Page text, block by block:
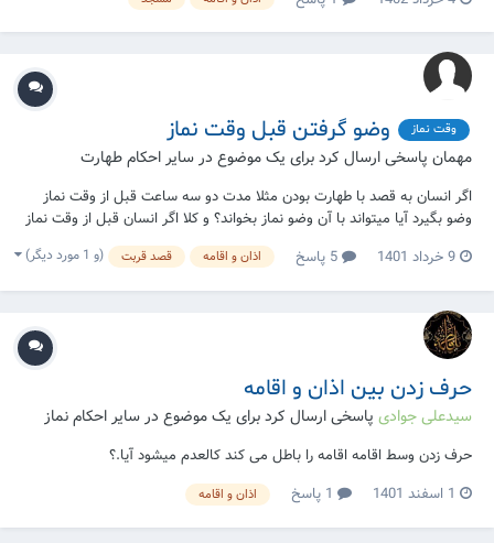
اذانیکه در مسجد گفته میشود در وقت آن اندکی متفاوت است، آیا میشود با
اعلام وقت نماز...
وقت نماز وضو گرفتن قبل وقت نماز
مهمان پاسخی ارسال کرد برای یک موضوع در سایر احکام طهارت
اگر انسان به قصد با طهارت بودن مثلا مدت دو سه ساعت قبل از وقت نماز
وضو بگیرد آیا میتواند با آن وضو نماز بخواند؟ و کلا اگر انسان قبل از وقت نماز
های یومیه به قصد با طهارت بودن و برای رضای خدا وضو بگیرد آیا میتواند با
آن وضو نماز بخواند؟
9 خرداد 1401 اذان و اقامه قصد قربت (و 1 مورد دیگر)
حرف زدن بین اذان و اقامه
سیدعلی جوادی پاسخی ارسال کرد برای یک موضوع در سایر احکام نماز
حرف زدن وسط اقامه اقامه را باطل می کند کالعدم میشود آیا.؟
1 اسفند 1401
اذان و اقامه